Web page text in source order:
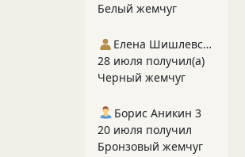
Белый жемчуг
Елена Шишлевская
28 июля получил(а)
Черный жемчуг
Борис Аникин 3
20 июля получил
Бронзовый жемчуг